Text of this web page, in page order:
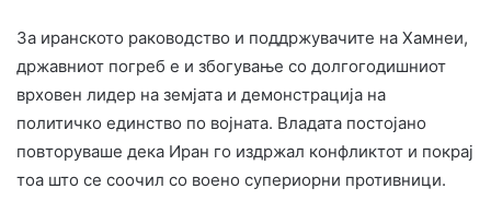
За иранското раководство и поддржувачите на Хамнеи,
државниот погреб е и збогување со долгогодишниот
врховен лидер на земјата и демонстрација на
политичко единство по војната. Владата постојано
повторуваше дека Иран го издржал конфликтот и покрај
тоа што се соочил со воено супериорни противници.